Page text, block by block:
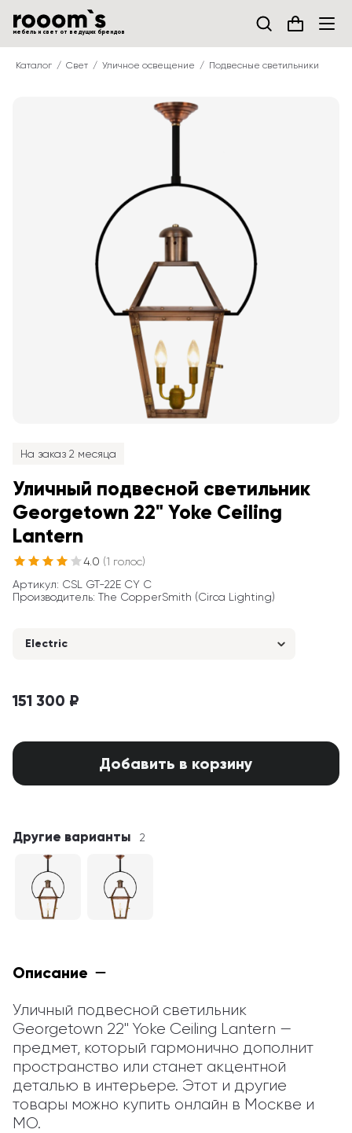
мебель и свет от ведущих брендов
Каталог Свет Уличное освещение Подвесные светильники
На заказ 2 месяца
Уличный подвесной светильник
Georgetown 22" Yoke Ceiling
Lantern
4.0 (1 голос)
Артикул: CSL GT-22E CY C
Производитель: The CopperSmith (Circa Lighting)
Electric
151 300 ₽
Добавить в корзину
Другие варианты 2
Описание
Уличный подвесной светильник
Georgetown 22" Yoke Ceiling Lantern —
предмет, который гармонично дополнит
пространство или станет акцентной
деталью в интерьере. Этот и другие
товары можно купить онлайн в Москве и
МО.